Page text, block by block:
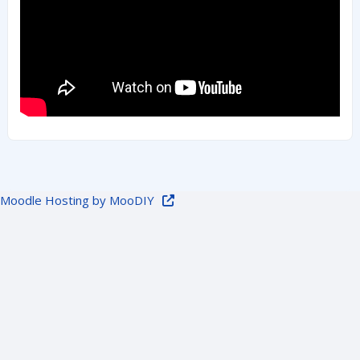
Moodle Hosting by MooDIY